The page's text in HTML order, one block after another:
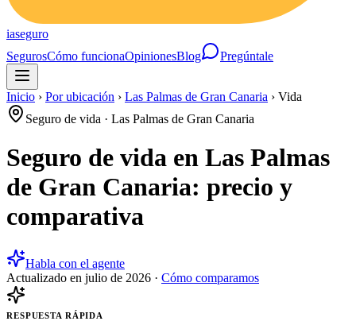
iaseguro
SegurosCómo funcionaOpinionesBlog Pregúntale
Inicio › Por ubicación › Las Palmas de Gran Canaria › Vida
Seguro de vida · Las Palmas de Gran Canaria
Seguro de vida en Las Palmas
de Gran Canaria: precio y
comparativa
Habla con el agente
Actualizado en julio de 2026 · Cómo comparamos
RESPUESTA RÁPIDA